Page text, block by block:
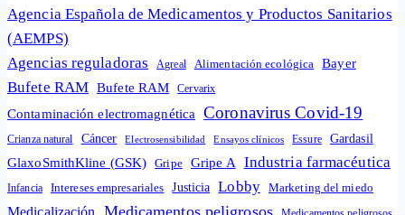
Agencia Española de Medicamentos y Productos Sanitarios
(AEMPS)
Agencias reguladoras
Agreal Alimentación ecológica Bayer
Bufete RAM Bufete RAM Cervarix
Contaminación electromagnética Coronavirus Covid-19
Crianza natural Cáncer Electrosensibilidad Ensayos clínicos Essure Gardasil
GlaxoSmithKline (GSK) Gripe Gripe A Industria farmacéutica
Infancia Intereses empresariales Justicia Lobby Marketing del miedo
Medicalización Medicamentos peligrosos